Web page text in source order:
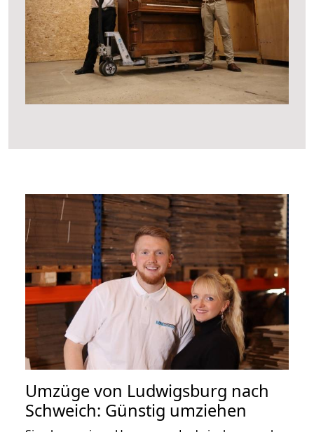
Umzüge von Ludwigsburg nach
Schweich: Günstig umziehen